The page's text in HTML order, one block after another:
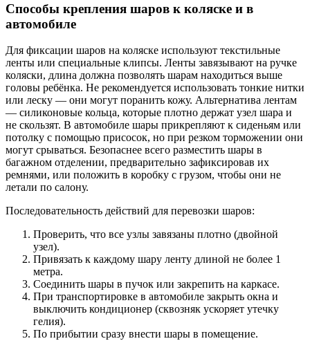
Способы крепления шаров к коляске и в
автомобиле
Для фиксации шаров на коляске используют текстильные
ленты или специальные клипсы. Ленты завязывают на ручке
коляски, длина должна позволять шарам находиться выше
головы ребёнка. Не рекомендуется использовать тонкие нитки
или леску — они могут поранить кожу. Альтернатива лентам
— силиконовые кольца, которые плотно держат узел шара и
не скользят. В автомобиле шары прикрепляют к сиденьям или
потолку с помощью присосок, но при резком торможении они
могут срываться. Безопаснее всего разместить шары в
багажном отделении, предварительно зафиксировав их
ремнями, или положить в коробку с грузом, чтобы они не
летали по салону.
Последовательность действий для перевозки шаров:
Проверить, что все узлы завязаны плотно (двойной
узел).
Привязать к каждому шару ленту длиной не более 1
метра.
Соединить шары в пучок или закрепить на каркасе.
При транспортировке в автомобиле закрыть окна и
выключить кондиционер (сквозняк ускоряет утечку
гелия).
По прибытии сразу внести шары в помещение.